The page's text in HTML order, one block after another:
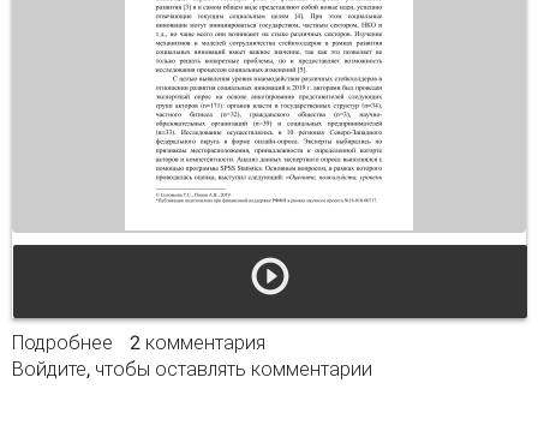
Подробнее о Взаимодействие стейкхолдеров в рамках
развития социальных инноваций в регионах
2 комментария
Войдите, чтобы оставлять комментарии